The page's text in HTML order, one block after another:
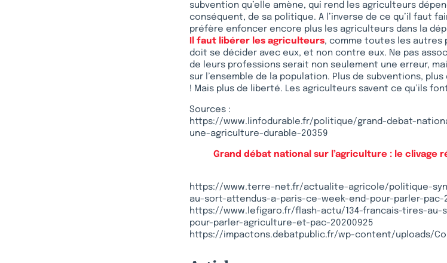
subvention qu’elle amène, qui rend les agriculteurs
conséquent, de sa politique. A l’inverse de ce qu’il faut
préfère enfoncer encore plus les agriculteurs dans la
Il faut libérer les agriculteurs, comme toutes les autres
doit se décider avec eux, et non contre eux. Ne pas
de leurs professions serait non seulement une erreur,
sur l’ensemble de la population. Plus de subventions,
! Mais plus de liberté. Les agriculteurs savent ce qu’ils
Sources :
https://www.linfodurable.fr/politique/grand-debat-
une-agriculture-durable-20359
Grand débat national sur l’agriculture : le clivage
https://www.terre-net.fr/actualite-agricole/politique-
au-sort-attendus-a-paris-ce-week-end-pour-parler-pac-
https://www.lefigaro.fr/flash-actu/134-francais-tires-
pour-parler-agriculture-et-pac-20200925
https://impactons.debatpublic.fr/wp-content/uploads/